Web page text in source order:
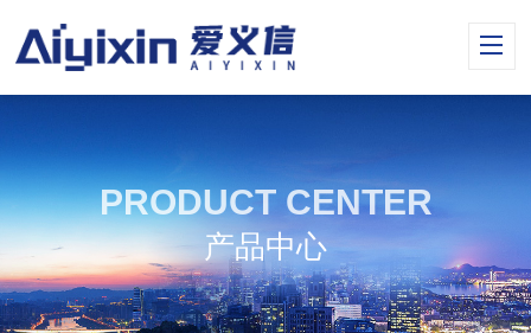
PRODUCT CENTER
产品中心